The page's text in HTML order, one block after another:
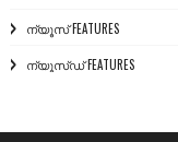
ന്യൂസ് FEATURES
ന്യൂസ്ഡ് FEATURES